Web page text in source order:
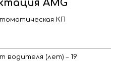
AMG
КП
водителя (лет) – 19